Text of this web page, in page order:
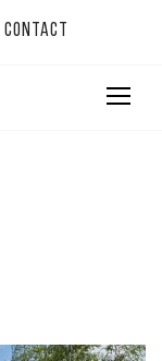
Contact